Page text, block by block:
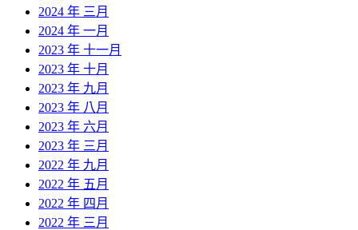
2024 年 三月
2024 年 一月
2023 年 十一月
2023 年 十月
2023 年 九月
2023 年 八月
2023 年 六月
2023 年 三月
2022 年 九月
2022 年 五月
2022 年 四月
2022 年 三月